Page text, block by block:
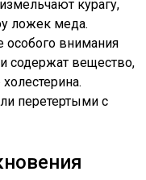
курагу,
ложек меда.
особого внимания
содержат вещество,
перетертыми с